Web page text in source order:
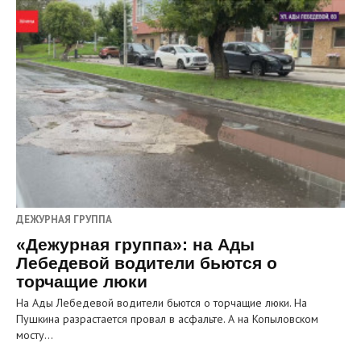
ДЕЖУРНАЯ ГРУППА
«Дежурная группа»: на Ады
Лебедевой водители бьются о
торчащие люки
На Ады Лебедевой водители бьются о торчащие люки. На
Пушкина разрастается провал в асфальте. А на Копыловском
мосту…